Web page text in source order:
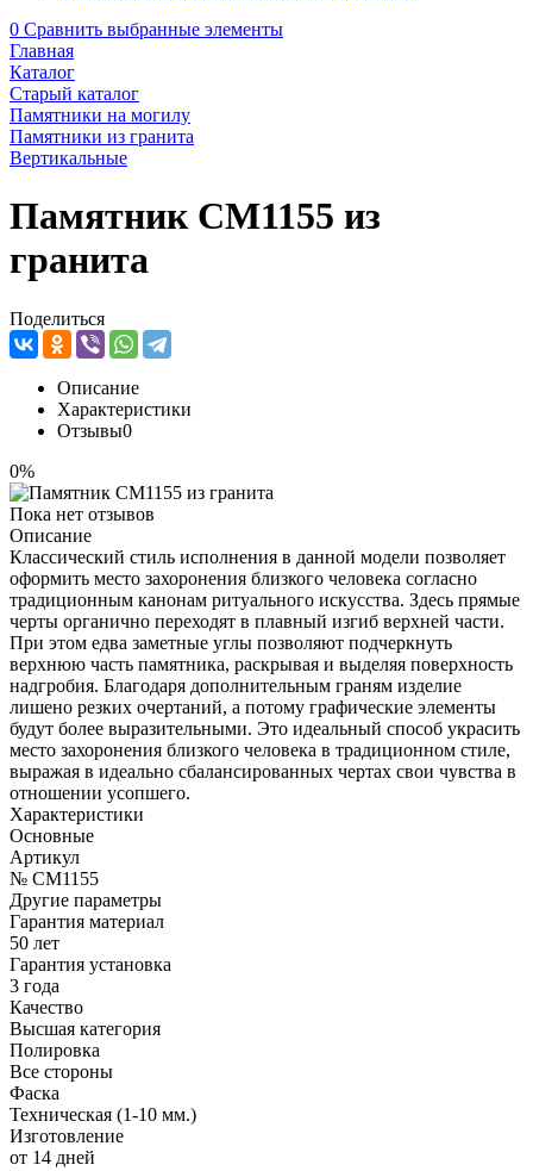
0 Сравнить выбранные элементы
Главная
Каталог
Старый каталог
Памятники на могилу
Памятники из гранита
Вертикальные
Памятник CM1155 из
гранита
Поделиться
Описание
Характеристики
Отзывы0
0%
Пока нет отзывов
Описание
Классический стиль исполнения в данной модели позволяет
оформить место захоронения близкого человека согласно
традиционным канонам ритуального искусства. Здесь прямые
черты органично переходят в плавный изгиб верхней части.
При этом едва заметные углы позволяют подчеркнуть
верхнюю часть памятника, раскрывая и выделяя поверхность
надгробия. Благодаря дополнительным граням изделие
лишено резких очертаний, а потому графические элементы
будут более выразительными. Это идеальный способ украсить
место захоронения близкого человека в традиционном стиле,
выражая в идеально сбалансированных чертах свои чувства в
отношении усопшего.
Характеристики
Основные
Артикул
№ CM1155
Другие параметры
Гарантия материал
50 лет
Гарантия установка
3 года
Качество
Высшая категория
Полировка
Все стороны
Фаска
Техническая (1-10 мм.)
Изготовление
от 14 дней